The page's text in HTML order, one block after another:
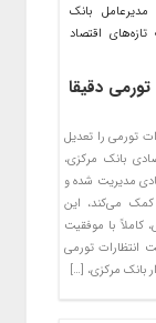
بانک
اقتصاد
دقیقا
تورمی را تعدیل
بانک مرکزی،
مدیریت شده و
می‌کند، این
با موفقیت
انتظارات تورمی
بانک مرکزی، […]